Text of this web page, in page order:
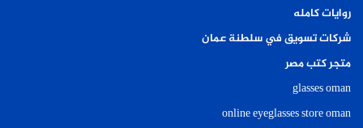
روايات كامله
شركات تسويق في سلطنة عمان
متجر كتب مصر
glasses oman
online eyeglasses store oman